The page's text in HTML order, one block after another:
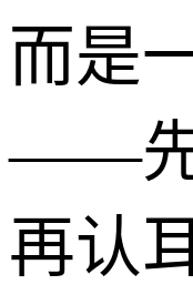
而是
——先
再认